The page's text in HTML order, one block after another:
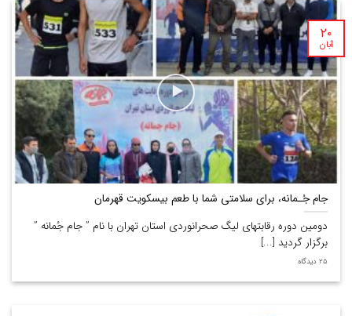
جام جُـمانه، برای سلامتی شما با طعم بیسکویت قهرمان
دومین دوره رقابتهای لیگ صحرانوردی استان تهران با نام ” جام جُمانه ”
برگزار گردید [...]
25 دیدگاه
۲۰
آبان